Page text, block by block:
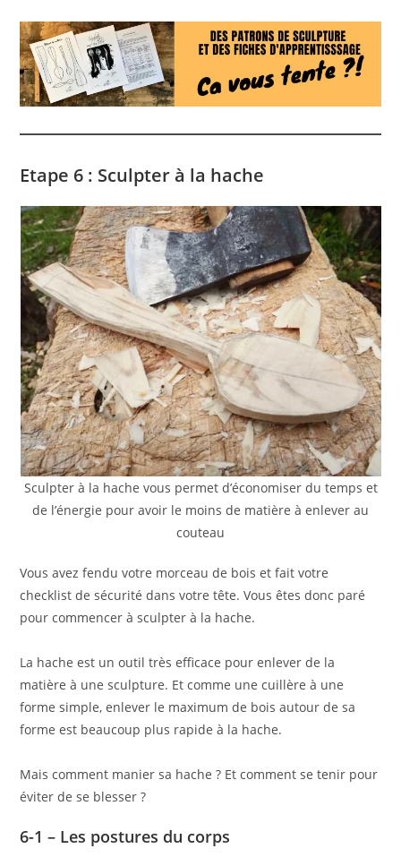
Etape 6 : Sculpter à la hache
Sculpter à la hache vous permet d’économiser du temps et
de l’énergie pour avoir le moins de matière à enlever au
couteau
Vous avez fendu votre morceau de bois et fait votre
checklist de sécurité dans votre tête. Vous êtes donc paré
pour commencer à sculpter à la hache.
La hache est un outil très efficace pour enlever de la
matière à une sculpture. Et comme une cuillère à une
forme simple, enlever le maximum de bois autour de sa
forme est beaucoup plus rapide à la hache.
Mais comment manier sa hache ? Et comment se tenir pour
éviter de se blesser ?
6-1 – Les postures du corps